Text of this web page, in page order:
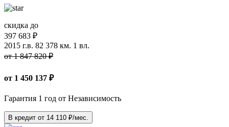
скидка до
397 683 ₽
2015 г.в. 82 378 км. 1 вл.
от 1 847 820 ₽
от 1 450 137 ₽
Гарантия 1 год от Независимость
В кредит от 14 110 ₽/мес.